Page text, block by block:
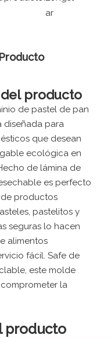
ar
producto
de pastel de pan
diseñada para
que desean
ecológica en
de lámina de
es perfecto
productos
pastelitos y
seguras lo hacen
alimentos
fácil. Safe de
este molde
la
producto